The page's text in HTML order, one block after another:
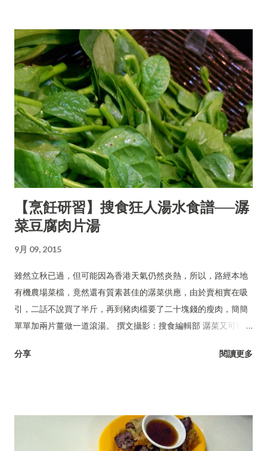
【烹飪研習】搜食狂人湯水食譜──潺
菜豆腐肉片湯
9月 09, 2015
雖然立秋已過，但可能因為香港天氣仍然炎熱，所以，路經本地
有機農場菜檔，竟然還有質素甚佳的潺菜供應，由於賣相實在吸
引，二話不說買了半斤，再到豬肉檔要了二十塊錢的瘦肉，簡簡
單單加兩片薑做一道滾湯。 撰文攝影：搜食編輯部 潺菜又可稱木
分享 閱讀更多